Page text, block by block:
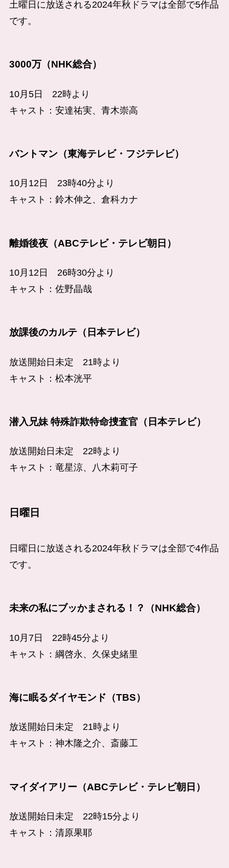
土曜日に放送される2024年秋ドラマは全部で5作品
です。
3000万（NHK総合）
10月5日 22時より
キャスト：安達祐実、青木崇高
バントマン（東海テレビ・フジテレビ）
10月12日 23時40分より
キャスト：鈴木伸之、倉科カナ
離婚後夜（ABCテレビ・テレビ朝日）
10月12日 26時30分より
キャスト：佐野晶哉
放課後のカルテ（日本テレビ）
放送開始日未定 21時より
キャスト：松本洸平
潜入兄妹 特殊詐欺特命捜査官（日本テレビ）
放送開始日未定 22時より
キャスト：竜星涼、八木莉可子
日曜日
日曜日に放送される2024年秋ドラマは全部で4作品
です。
未来の私にブッかまされる！？（NHK総合）
10月7日 22時45分より
キャスト：綱啓永、久保史緒里
海に眠るダイヤモンド（TBS）
放送開始日未定 21時より
キャスト：神木隆之介、斎藤工
マイダイアリー（ABCテレビ・テレビ朝日）
放送開始日未定 22時15分より
キャスト：清原果耶